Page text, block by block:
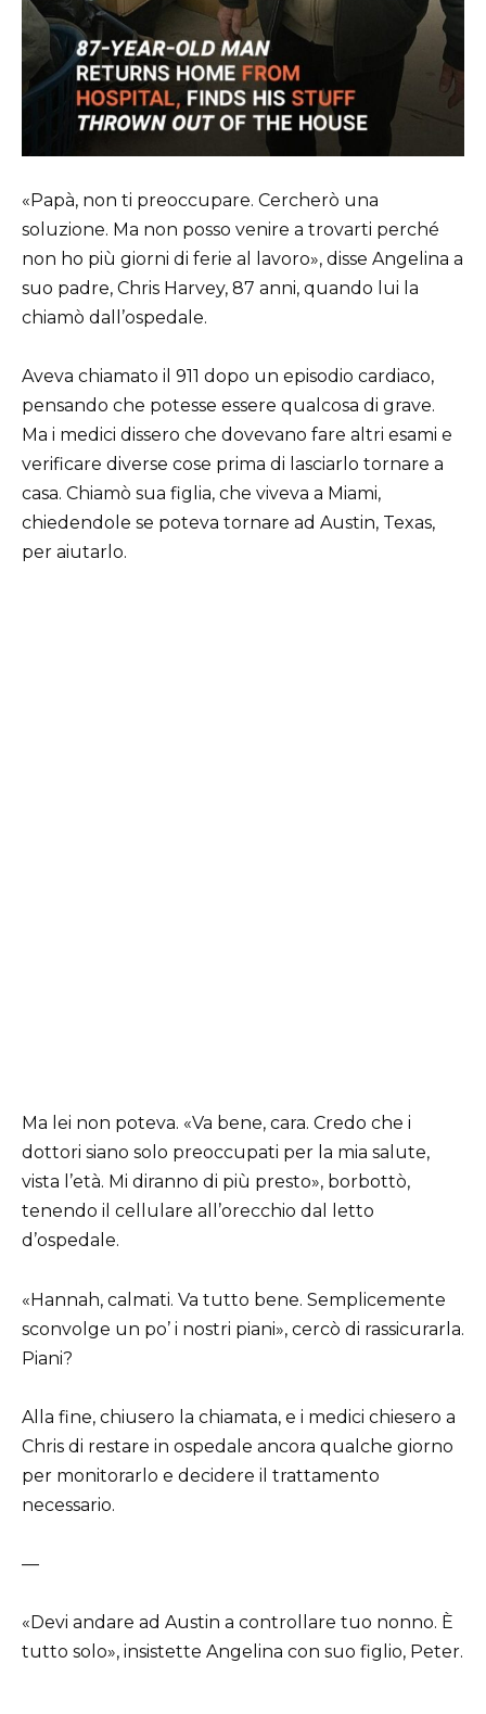
«Papà, non ti preoccupare. Cercherò una
soluzione. Ma non posso venire a trovarti perché
non ho più giorni di ferie al lavoro», disse Angelina a
suo padre, Chris Harvey, 87 anni, quando lui la
chiamò dall’ospedale.
Aveva chiamato il 911 dopo un episodio cardiaco,
pensando che potesse essere qualcosa di grave.
Ma i medici dissero che dovevano fare altri esami e
verificare diverse cose prima di lasciarlo tornare a
casa. Chiamò sua figlia, che viveva a Miami,
chiedendole se poteva tornare ad Austin, Texas,
per aiutarlo.
Ma lei non poteva. «Va bene, cara. Credo che i
dottori siano solo preoccupati per la mia salute,
vista l’età. Mi diranno di più presto», borbottò,
tenendo il cellulare all’orecchio dal letto
d’ospedale.
«Hannah, calmati. Va tutto bene. Semplicemente
sconvolge un po’ i nostri piani», cercò di rassicurarla.
Piani?
Alla fine, chiusero la chiamata, e i medici chiesero a
Chris di restare in ospedale ancora qualche giorno
per monitorarlo e decidere il trattamento
necessario.
—
«Devi andare ad Austin a controllare tuo nonno. È
tutto solo», insistette Angelina con suo figlio, Peter.